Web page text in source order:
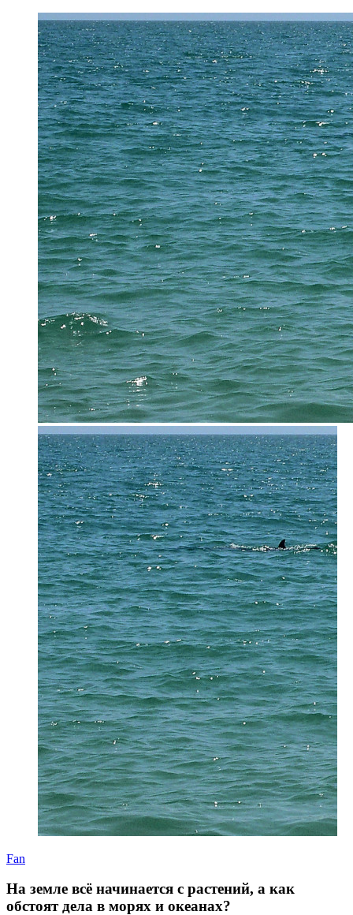
Fan
На земле всё начинается с растений, а как
обстоят дела в морях и океанах?